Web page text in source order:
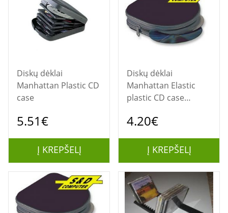
Diskų dėklai
Manhattan Plastic CD
case
5.51€
Į KREPŠELĮ
Diskų dėklai
Manhattan Elastic
plastic CD case
4.20€
Į KREPŠELĮ